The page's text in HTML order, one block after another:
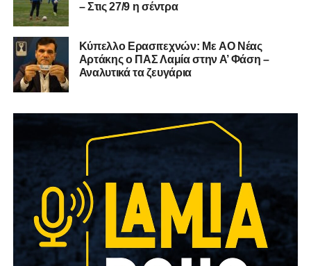
– Στις 27/9 η σέντρα
Kύπελλο Ερασιτεχνών: Με AO Nέας
Αρτάκης ο ΠΑΣ Λαμία στην Α’ Φάση –
Αναλυτικά τα ζευγάρια